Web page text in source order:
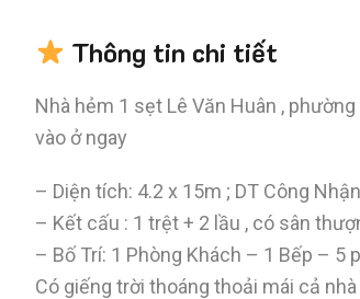
Thông tin chi tiết
Nhà hẻm 1 sẹt Lê Văn Huân ,
vào ở ngay
– Diện tích: 4.2 x 15m ; DT Công
– Kết cấu : 1 trệt + 2 lầu , có sân
– Bố Trí: 1 Phòng Khách – 1 Bếp – 5
Có giếng trời thoáng thoải mái cả